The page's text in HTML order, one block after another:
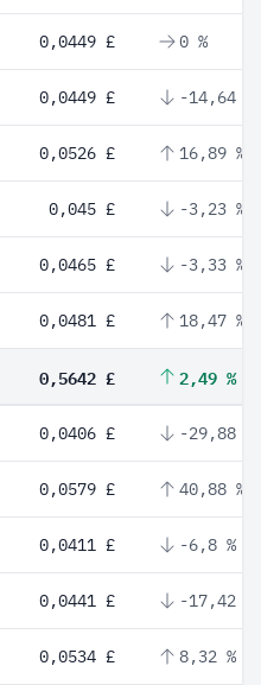
0,0449 £ 0 %
0,0449 £ -14,64 %
0,0526 £ 16,89 %
0,045 £ -3,23 %
0,0465 £ -3,33 %
0,0481 £ 18,47 %
0,5642 £ 2,49 %
0,0406 £ -29,88 %
0,0579 £ 40,88 %
0,0411 £ -6,8 %
0,0441 £ -17,42 %
0,0534 £ 8,32 %